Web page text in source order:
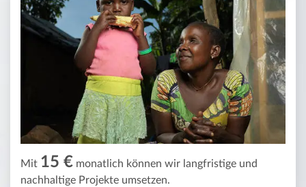
Mit 15 € monatlich können wir langfristige und
nachhaltige Projekte umsetzen.